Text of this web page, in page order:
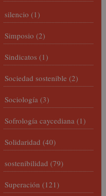
silencio (1)
Simposio (2)
Sindicatos (1)
Sociedad sostenible (2)
Sociología (3)
Sofrología caycediana (1)
Solidaridad (40)
sostenibilidad (79)
Superación (121)